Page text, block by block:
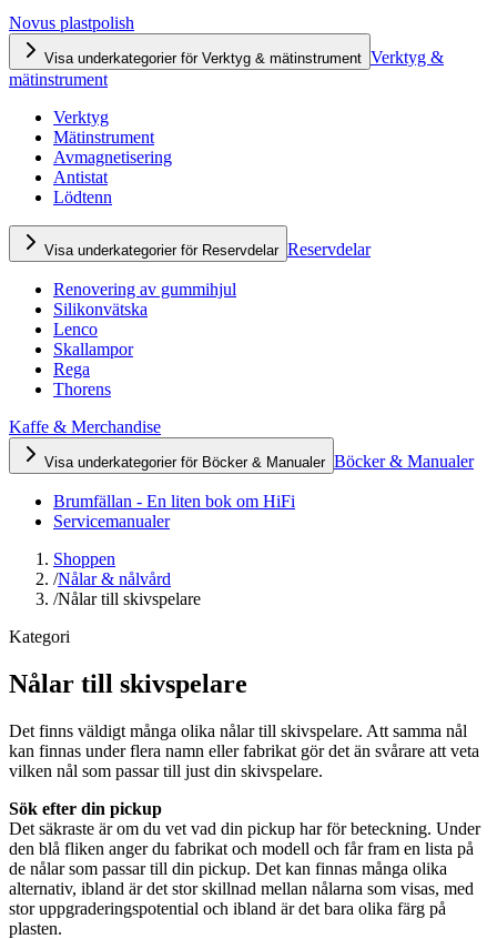
Novus plastpolish
Visa underkategorier för Verktyg & mätinstrument Verktyg &
mätinstrument
Verktyg
Mätinstrument
Avmagnetisering
Antistat
Lödtenn
Visa underkategorier för Reservdelar Reservdelar
Renovering av gummihjul
Silikonvätska
Lenco
Skallampor
Rega
Thorens
Kaffe & Merchandise
Visa underkategorier för Böcker & Manualer Böcker & Manualer
Brumfällan - En liten bok om HiFi
Servicemanualer
Shoppen
/Nålar & nålvård
/Nålar till skivspelare
Kategori
Nålar till skivspelare
Det finns väldigt många olika nålar till skivspelare. Att samma nål
kan finnas under flera namn eller fabrikat gör det än svårare att veta
vilken nål som passar till just din skivspelare.
Sök efter din pickup
Det säkraste är om du vet vad din pickup har för beteckning. Under
den blå fliken anger du fabrikat och modell och får fram en lista på
de nålar som passar till din pickup. Det kan finnas många olika
alternativ, ibland är det stor skillnad mellan nålarna som visas, med
stor uppgraderingspotential och ibland är det bara olika färg på
plasten.